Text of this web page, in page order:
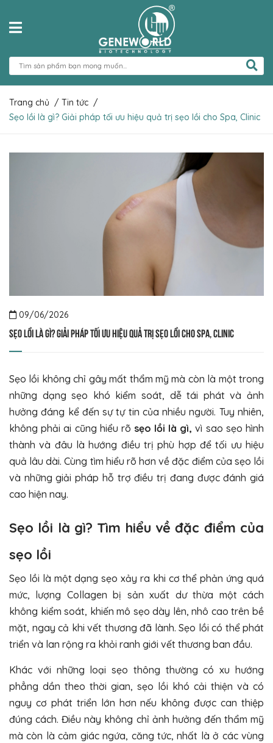
Trang chủ / Tin tức /
Sẹo lồi là gì? Giải pháp tối ưu hiệu quả trị sẹo lồi cho Spa, Clinic
09/06/2026
Sẹo lồi là gì? Giải pháp tối ưu hiệu quả trị sẹo lồi cho Spa, Clinic
Sẹo lồi không chỉ gây mất thẩm mỹ mà còn là một trong
những dạng sẹo khó kiểm soát, dễ tái phát và ảnh
hưởng đáng kể đến sự tự tin của nhiều người. Tuy nhiên,
không phải ai cũng hiểu rõ sẹo lồi là gì, vì sao sẹo hình
thành và đâu là hướng điều trị phù hợp để tối ưu hiệu
quả lâu dài. Cùng tìm hiểu rõ hơn về đặc điểm của sẹo lồi
và những giải pháp hỗ trợ điều trị đang được đánh giá
cao hiện nay.
Sẹo lồi là gì? Tìm hiểu về đặc điểm của
sẹo lồi
Sẹo lồi là một dạng sẹo xảy ra khi cơ thể phản ứng quá
mức, lượng Collagen bị sản xuất dư thừa một cách
không kiểm soát, khiến mô sẹo dày lên, nhô cao trên bề
mặt, ngay cả khi vết thương đã lành. Sẹo lồi có thể phát
triển và lan rộng ra khỏi ranh giới vết thương ban đầu.
Khác với những loại sẹo thông thường có xu hướng
phẳng dần theo thời gian, sẹo lồi khó cải thiện và có
nguy cơ phát triển lớn hơn nếu không được can thiệp
đúng cách. Điều này không chỉ ảnh hưởng đến thẩm mỹ
mà còn là cảm giác ngứa, căng tức, nhất là ở các vùng